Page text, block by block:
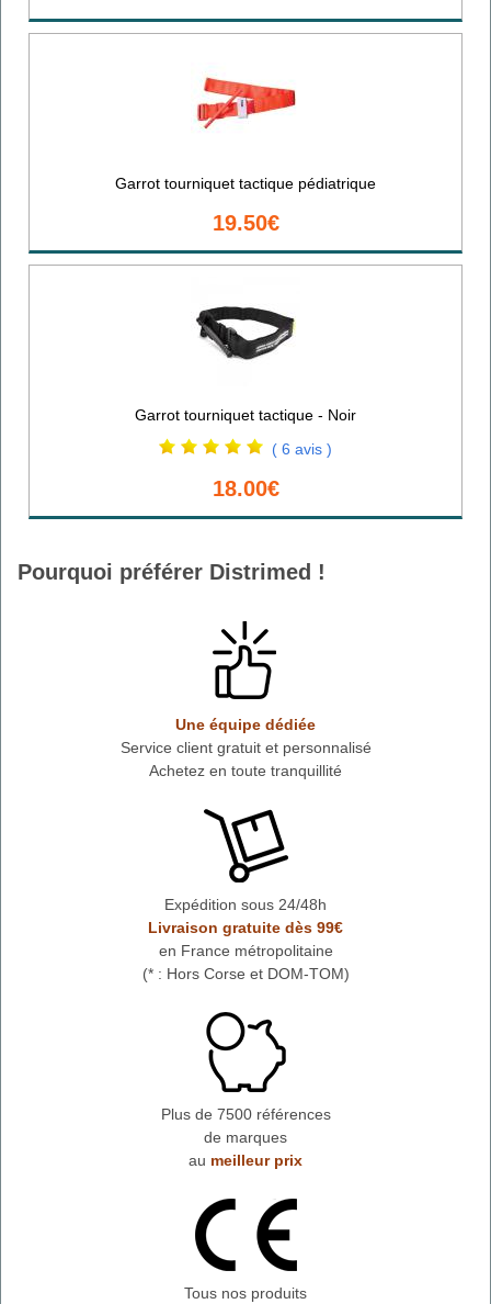
Garrot tourniquet tactique pédiatrique
19.50€
Garrot tourniquet tactique - Noir
( 6 avis )
18.00€
Pourquoi préférer Distrimed !
Une équipe dédiée
Service client gratuit et personnalisé
Achetez en toute tranquillité
Expédition sous 24/48h
Livraison gratuite dès 99€
en France métropolitaine
(* : Hors Corse et DOM-TOM)
Plus de 7500 références
de marques
au meilleur prix
Tous nos produits